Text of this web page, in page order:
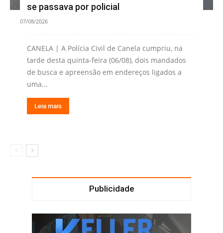
se passava por policial
07/08/2026
CANELA | A Polícia Civil de Canela cumpriu, na
tarde desta quinta-feira (06/08), dois mandados
de busca e apreensão em endereços ligados a
uma...
Leia mais
Publicidade